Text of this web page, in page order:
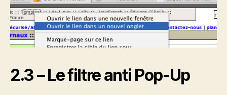
2.3 – Le filtre anti Pop-Up